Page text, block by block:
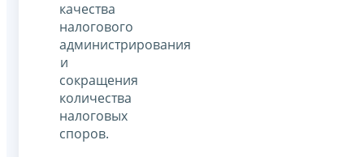
качества
налогового
администрирования
и
сокращения
количества
налоговых
споров.